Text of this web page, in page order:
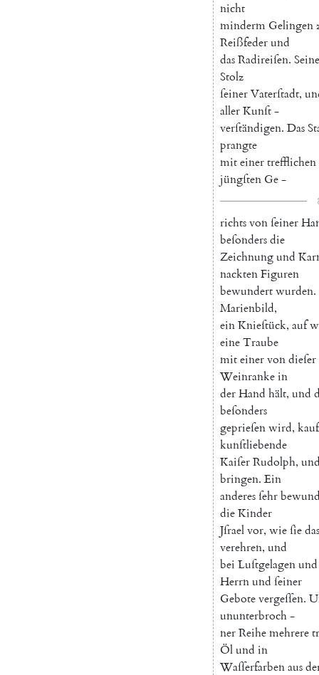
nicht
minderm Gelingen
Reißfederund
dasRadireiſen. Seine
Stolz
ſeinerVaterſtadt,
allerKunſt-
verſtändigen. Das
prangte
miteinertrefflichen
jüngſten Ge-
richtsvonſeiner
beſondersdie
Zeichnungund
nacktenFiguren
bewundertwurden.
Marienbild,
einKnieſtück, auf
eineTraube
miteinervondieſer
Weinrankein
derHand hält, und
beſonders
geprieſenwird,
kunſtliebende
KaiſerRudolph,
bringen. Ein
anderesſehr
dieKinder
Jſraelvor, wieſiedas
verehren, und
bei Luſtgelagenund
Herrnund ſeiner
Gebotevergeſſen.
ununterbroch-
nerReihemehrere
Ölund in
Waſſerfarbenaus